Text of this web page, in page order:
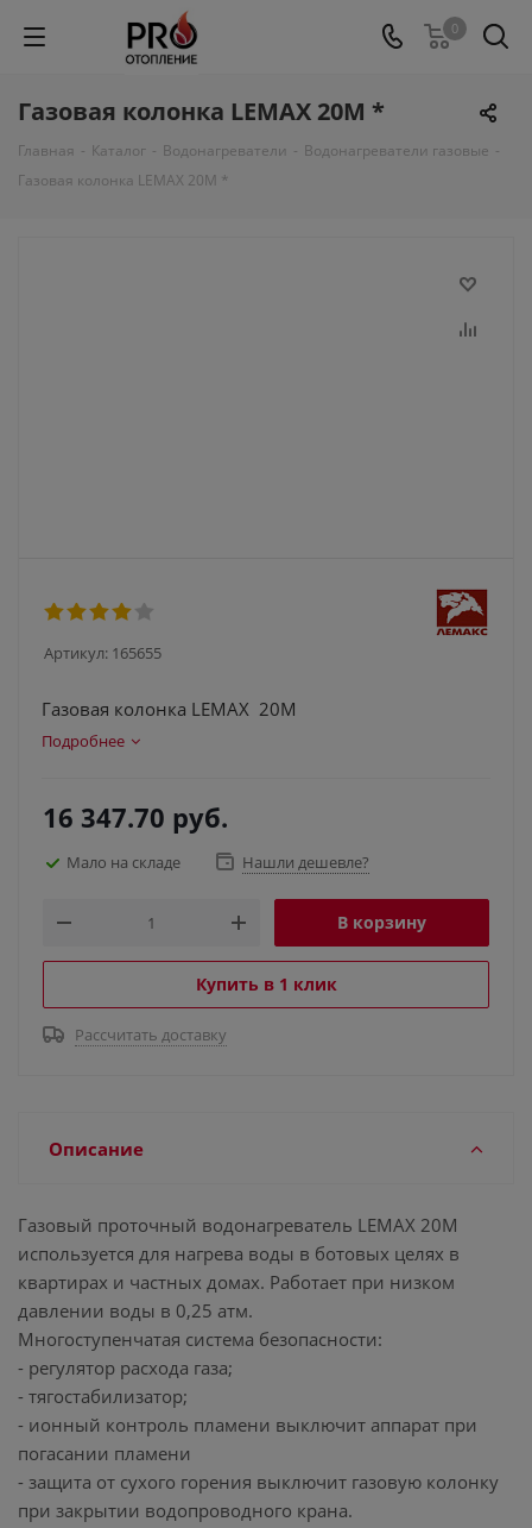
0
Газовая колонка LEMAX 20М *
Главная - Каталог - Водонагреватели - Водонагреватели газовые -
Газовая колонка LEMAX 20М *
Артикул: 165655
Газовая колонка LEMAX 20М
Подробнее
16 347.70 руб.
Мало на складе Нашли дешевле?
В корзину
Купить в 1 клик
Рассчитать доставку
Описание
Газовый проточный водонагреватель LEMAX 20М
используется для нагрева воды в ботовых целях в
квартирах и частных домах. Работает при низком
давлении воды в 0,25 атм.
Многоступенчатая система безопасности:
- регулятор расхода газа;
- тягостабилизатор;
- ионный контроль пламени выключит аппарат при
погасании пламени
- защита от сухого горения выключит газовую колонку
при закрытии водопроводного крана.